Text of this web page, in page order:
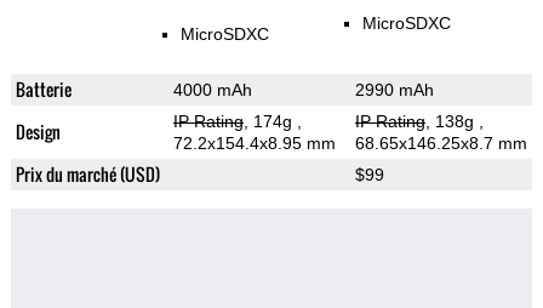
MicroSDXC
MicroSDXC
Batterie 4000 mAh 2990 mAh
Design IP Rating, 174g
72.2x154.4x8.95 mm
IP Rating, 138g
68.65x146.25x8.7 mm
Prix du marché (USD) $99